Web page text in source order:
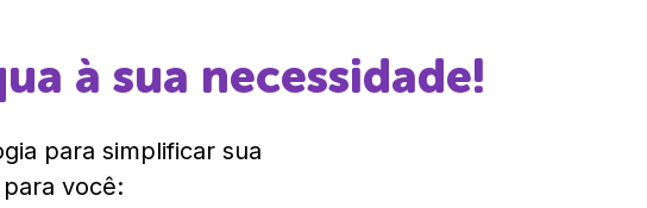
à sua necessidade!
para simplificar sua
você: